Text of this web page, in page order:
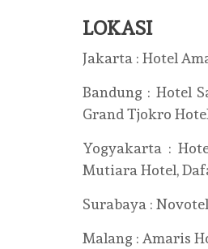
LOKASI
Jakarta : Hotel
Bandung : Hotel
Grand Tjokro
Yogyakarta :
Mutiara Hotel,
Surabaya :
Malang : Amaris